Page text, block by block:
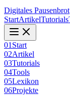
Digitales Pausenbrot
StartArtikelTutorials
01 Start
02Artikel
03Tutorials
04Tools
05Lexikon
06Projekte